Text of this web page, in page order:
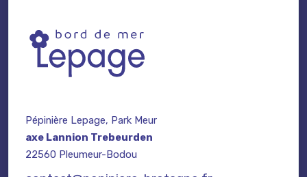
Pépinière Lepage, Park Meur
axe Lannion Trebeurden
22560 Pleumeur-Bodou